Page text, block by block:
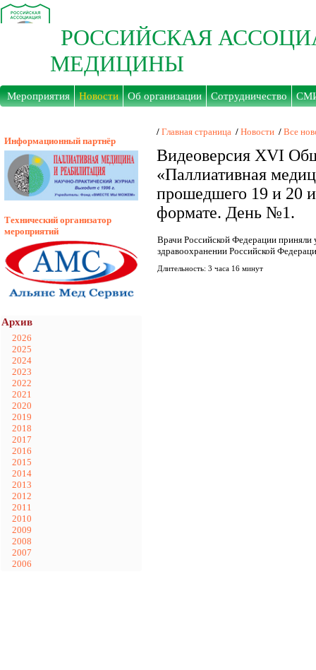
РОССИЙСКАЯ
МЕДИЦИНЫ
Мероприятия Новости Об организации Сотрудничество
Информационный партнёр
Технический организатор
мероприятий
Архив
2026
2025
2024
2023
2022
2021
2020
2019
2018
2017
2016
2015
2014
2013
2012
2011
2010
2009
2008
2007
2006
/ Главная страница / Новости / Все
Видеоверсия XVI
«Паллиативная
прошедшего 19 и 20
формате. День №1.
Врачи Российской Федерации приняли
здравоохранении Российской
Длительность: 3 часа 16 минут